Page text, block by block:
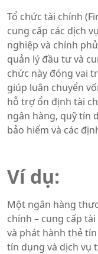
Tổ chức tài chính
cung cấp các dịch
nghiệp và chính
quản lý đầu tư và
chức này đóng vai
giúp luân chuyển
hỗ trợ ổn định tài
ngân hàng, quỹ tín
bảo hiểm và các
Ví dụ:
Một ngân hàng
chính – cung cấp
và phát hành thẻ
tín dụng và dịch vụ